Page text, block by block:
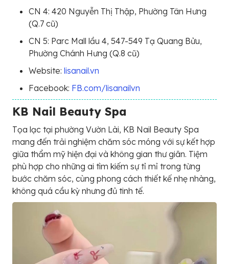
CN 4: 420 Nguyễn Thị Thập, Phường Tân Hưng
(Q.7 cũ)
CN 5: Parc Mall lầu 4, 547-549 Tạ Quang Bửu,
Phường Chánh Hưng (Q.8 cũ)
Website: lisanail.vn
Facebook: FB.com/lisanailvn
KB Nail Beauty Spa
Tọa lạc tại phường Vườn Lài, KB Nail Beauty Spa
mang đến trải nghiệm chăm sóc móng với sự kết hợp
giữa thẩm mỹ hiện đại và không gian thư giãn. Tiệm
phù hợp cho những ai tìm kiếm sự tỉ mỉ trong từng
bước chăm sóc, cùng phong cách thiết kế nhẹ nhàng,
không quá cầu kỳ nhưng đủ tinh tế.